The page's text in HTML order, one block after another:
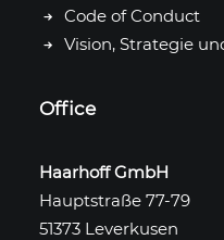
Code of Conduct
Vision, Strategie
Office
Haarhoff GmbH
Hauptstraße 77-79
51373 Leverkusen